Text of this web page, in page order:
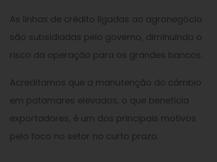
As linhas de crédito ligadas ao agronegócio
são subsidiadas pelo governo, diminuindo o
risco da operação para os grandes bancos.
Acreditamos que a manutenção do câmbio
em patamares elevados, o que beneficia
exportadores, é um dos principais motivos
pelo foco no setor no curto prazo.